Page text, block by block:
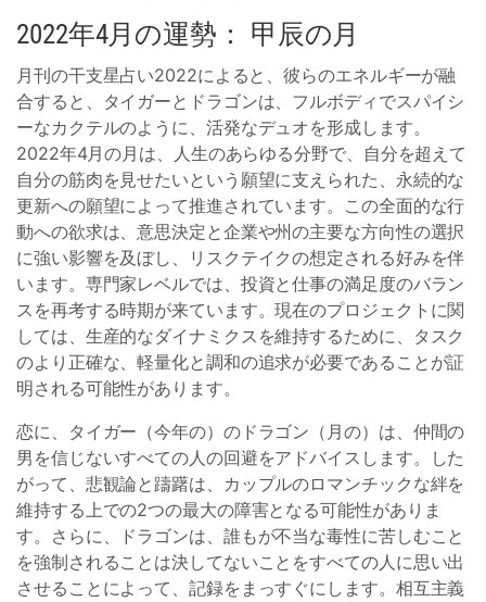
2022年4月の運勢： 甲辰の月
月刊の干支星占い2022によると、彼らのエネルギーが融
合すると、タイガーとドラゴンは、フルボディでスパイシ
ーなカクテルのように、活発なデュオを形成します。
2022年4月の月は、人生のあらゆる分野で、自分を超えて
自分の筋肉を見せたいという願望に支えられた、永続的な
更新への願望によって推進されています。この全面的な行
動への欲求は、意思決定と企業や州の主要な方向性の選択
に強い影響を及ぼし、リスクテイクの想定される好みを伴
います。専門家レベルでは、投資と仕事の満足度のバラン
スを再考する時期が来ています。現在のプロジェクトに関
しては、生産的なダイナミクスを維持するために、タスク
のより正確な、軽量化と調和の追求が必要であることが証
明される可能性があります。
恋に、タイガー（今年の）のドラゴン（月の）は、仲間の
男を信じないすべての人の回避をアドバイスします。した
がって、悲観論と躊躇は、カップルのロマンチックな絆を
維持する上での2つの最大の障害となる可能性がありま
す。さらに、ドラゴンは、誰もが不当な毒性に苦しむこと
を強制されることは決してないことをすべての人に思い出
させることによって、記録をまっすぐにします。相互主義